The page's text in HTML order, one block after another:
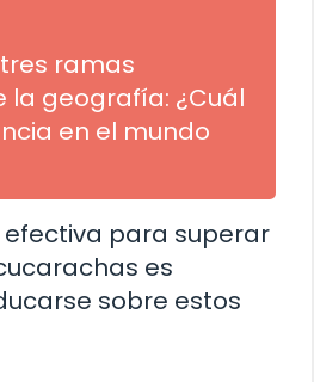
ramas
la geografía: ¿Cuál
en el mundo
para superar
es
sobre estos